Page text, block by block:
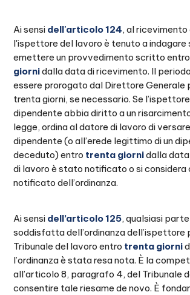
Ai sensi dell'articolo 124, al ricevimento
l'ispettore del lavoro è tenuto a indagare
emettere un provvedimento scritto
giornidalla data di ricevimento. Il
essere prorogato dal Direttore Generale
trenta giorni, se necessario. Se
dipendente abbia diritto a un
legge, ordina al datore di lavoro di
dipendente (o all’erede legittimo di un
deceduto) entro trenta giornidalla data
di lavoro è stato notificato o si considera
notificato dell’ordinanza.
Ai sensi dell’articolo 125, qualsiasi
soddisfatta dell’ordinanza dell’ispettore
Tribunale del lavoro entro trenta giorni
l’ordinanza è stata resa nota. È la
all’articolo 8, paragrafo 4, del Tribunale
consentire tale riesame de novo. È